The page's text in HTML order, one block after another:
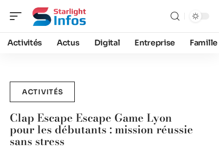
Activités Actus Digital Entreprise Famille
ACTIVITÉS
Clap Escape Escape Game Lyon
pour les débutants : mission réussie
sans stress